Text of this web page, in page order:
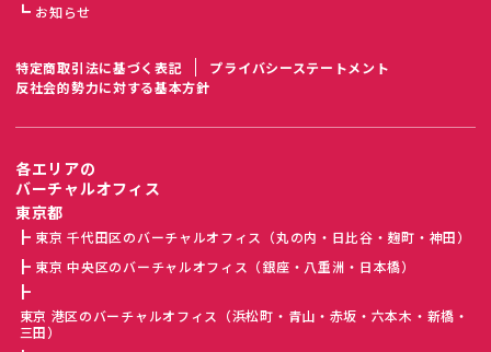
お知らせ
特定商取引法に基づく表記
プライバシーステートメント
反社会的勢力に対する基本方針
各エリアの
バーチャルオフィス
東京都
東京 千代田区のバーチャルオフィス（丸の内・日比谷・麹町・神田）
東京 中央区のバーチャルオフィス（銀座・八重洲・日本橋）
東京 港区のバーチャルオフィス（浜松町・青山・赤坂・六本木・新橋・
三田）